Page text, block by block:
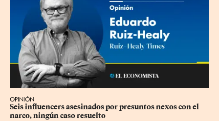
OPINIÓN
Seis influencers asesinados por presuntos nexos con el
narco, ningún caso resuelto